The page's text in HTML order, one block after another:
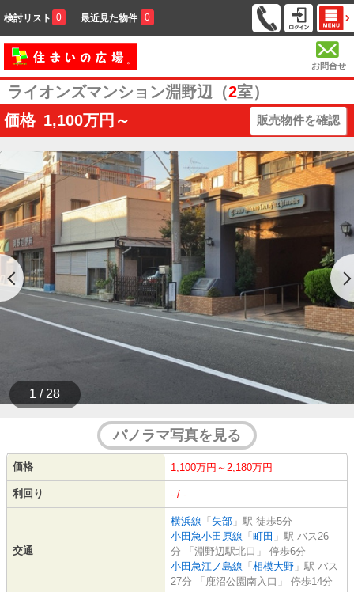
検討リスト 0 最近見た物件 0
お問合せ
ライオンズマンション淵野辺（2室）
価格 1,100万円～ 販売物件を確認
1 / 28
パノラマ写真を見る
価格 1,100万円～2,180万円
利回り - / -
交通
横浜線 「 矢部 」駅 徒歩5分
小田急小田原線 「 町田 」駅 バス26
分 「淵野辺駅北口」 停歩6分
小田急江ノ島線 「 相模大野 」駅 バス
27分 「鹿沼公園南入口」 停歩14分